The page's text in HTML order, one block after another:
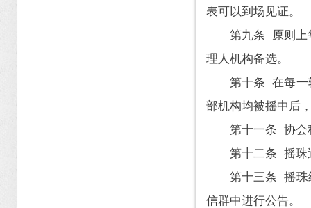
表可以到场见证。
第九条 原则上
理人机构备选。
第十条 在每一
部机构均被摇中后
第十一条 协会
第十二条 摇珠
第十三条 摇珠
信群中进行公告。